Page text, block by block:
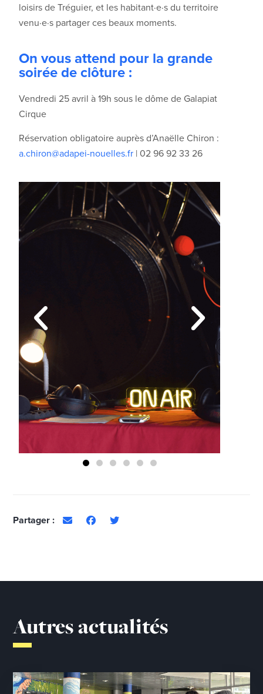
loisirs de Tréguier, et les habitant·e·s du territoire
venu·e·s partager ces beaux moments.
On vous attend pour la grande
soirée de clôture :
Vendredi 25 avril à 19h sous le dôme de Galapiat
Cirque
Réservation obligatoire auprès d’Anaëlle Chiron :
a.chiron@adapei-nouelles.fr | 02 96 92 33 26
Partager :
Autres actualités